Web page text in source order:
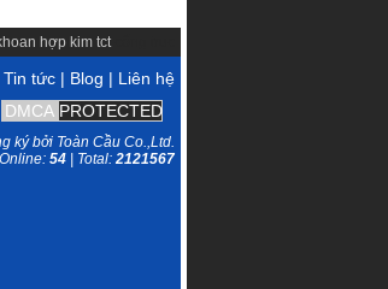
hợp kim tct
Tin tức | Blog | Liên hệ
DMCA PROTECTED
ký bởi Toàn Cầu Co.,Ltd.
54 | Total: 2121567